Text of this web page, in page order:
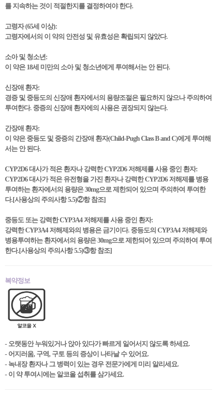
를 지속하는 것이 적절한지를 결정하여야 한다.
고령자 (65세 이상):
고령자에서의 이 약의 안전성 및 유효성은 확립되지 않았다.
소아 및 청소년:
이 약은 18세 미만의 소아 및 청소년에게 투여해서는 안 된다.
신장애 환자:
경증 및 중등도의 신장애 환자에서의 용량조절은 필요하지 않으나 주의하여
투여한다. 중증의 신장애 환자에의 사용은 권장되지 않는다.
간장애 환자:
이 약은 중등도 및 중증의 간장애 환자(Child-Pugh Class B and C)에게 투여해
서는 안 된다.
CYP2D6 대사가 적은 환자나 강력한 CYP2D6 저해제를 사용 중인 환자:
CYP2D6 대사가 적은 유전형을 가진 환자나 강력한 CYP2D6 저해제를 병용
투여하는 환자에서의 용량은 30mg으로 제한되어 있으며 주의하여 투여한
다.[사용상의 주의사항 5.5)②항 참조]
중등도 또는 강력한 CYP3A4 저해제를 사용 중인 환자:
강력한 CYP3A4 저해제와의 병용은 금기이다. 중등도의 CYP3A4 저해제와
병용투여하는 환자에서의 용량은 30mg으로 제한되어 있으며 주의하여 투여
한다.[사용상의 주의사항 5.5)③항 참조]
복약정보
- 오랫동안 누워있거나 앉아 있다가 빠르게 일어서지 않도록 하세요.
- 어지러움, 구역, 구토 등의 증상이 나타날 수 있어요.
- 녹내장 환자나 그 병력이 있는 경우 전문가에게 미리 알리세요.
- 이 약 투여시에는 알코올 섭취를 삼가세요.